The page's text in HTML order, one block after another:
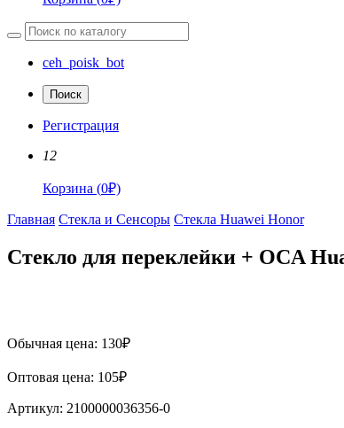
ceh_poisk_bot
Поиск
Регистрация
12
Корзина (0₽)
Главная Стекла и Сенсоры Стекла Huawei Honor
Стекло для переклейки + OCA
Обычная цена: 130₽
Оптовая цена: 105₽
Артикул: 2100000036356-0